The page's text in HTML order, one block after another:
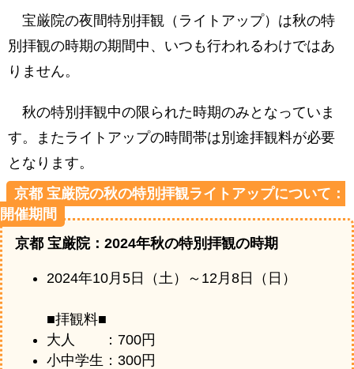
宝厳院の夜間特別拝観（ライトアップ）は秋の特
別拝観の時期の期間中、いつも行われるわけではあ
りません。
秋の特別拝観中の限られた時期のみとなっていま
す。またライトアップの時間帯は別途拝観料が必要
となります。
京都 宝厳院の秋の特別拝観ライトアップについて：
開催期間
京都 宝厳院：2024年秋の特別拝観の時期
2024年10月5日（土）～12月8日（日）
■拝観料■
大人 ：700円
小中学生：300円